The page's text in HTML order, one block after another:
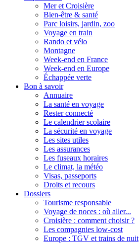
Mer et Croisière
Bien-être & santé
Parc loisirs, jardin, zoo
Voyage en train
Rando et vélo
Montagne
Week-end en France
Week-end en Europe
Échappée verte
Bon à savoir
Annuaire
La santé en voyage
Rester connecté
Le calendrier scolaire
La sécurité en voyage
Les sites utiles
Les assurances
Les fuseaux horaires
Le climat, la météo
Visas, passeports
Droits et recours
Dossiers
Tourisme responsable
Voyage de noces : où aller...
Croisière : comment choisir ?
Les compagnies low-cost
Europe : TGV et trains de nuit